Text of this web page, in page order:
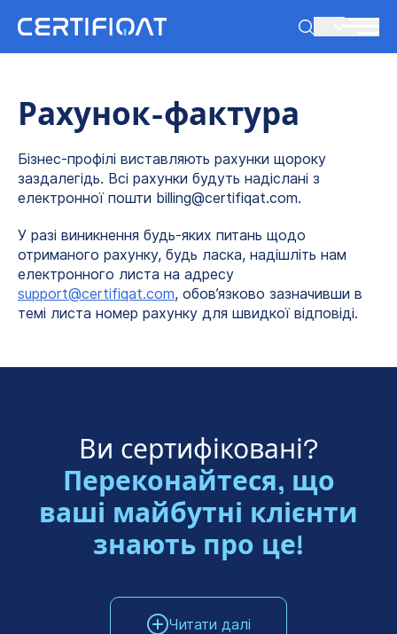
Рахунок-фактура
Бізнес-профілі виставляють рахунки щороку
заздалегідь. Всі рахунки будуть надіслані з
електронної пошти billing@certifiqat.com.
У разі виникнення будь-яких питань щодо
отриманого рахунку, будь ласка, надішліть нам
електронного листа на адресу
support@certifiqat.com, обов’язково зазначивши в
темі листа номер рахунку для швидкої відповіді.
Ви сертифіковані?
Переконайтеся, що
ваші майбутні клієнти
знають про це!
Читати далі